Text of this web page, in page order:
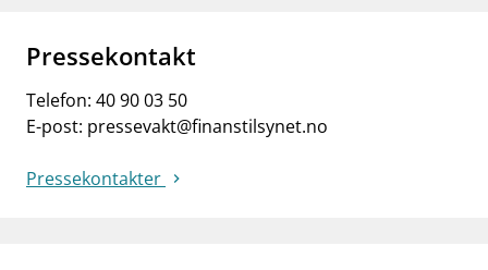
Pressekontakt
Telefon: 40 90 03 50
E-post: pressevakt@finanstilsynet.no
Pressekontakter